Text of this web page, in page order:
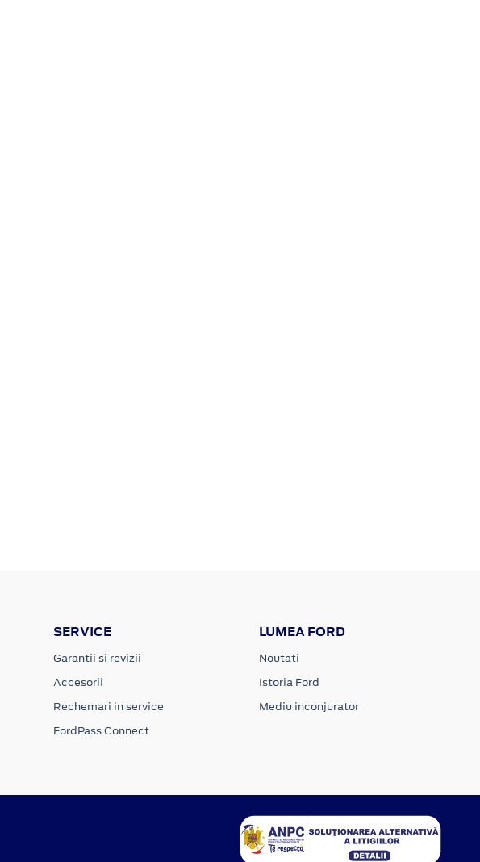
SERVICE
Garantii si revizii
Accesorii
Rechemari in service
FordPass Connect
LUMEA FORD
Noutati
Istoria Ford
Mediu inconjurator